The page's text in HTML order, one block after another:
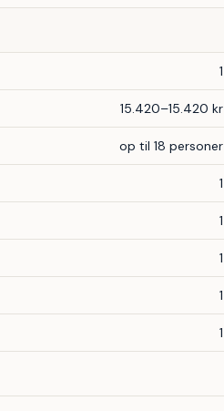
1
15.420–15.420 kr
op til 18 personer
1
1
1
1
1